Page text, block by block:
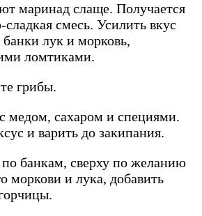
маринад слаще. Получается
смесь. Усилить вкус
лук и морковь,
ломтиками.
грибы.
медом, сахаром и специями.
и варить до закипания.
банкам, сверху по желанию
моркови и лука, добавить